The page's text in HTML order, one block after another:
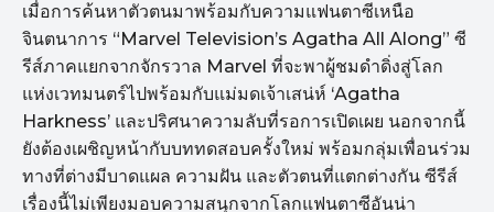
เมื่อการค้นหาตัวตนมาพร้อมกับความแฟนตาซีเหนือ
จินตนาการ “Marvel Television’s Agatha All Along” ซี
รีส์ภาคแยกจากจักรวาล Marvel ที่จะพาผู้ชมดำดิ่งสู่โลก
แห่งเวทมนตร์ไปพร้อมกับแม่มดเจ้าเสน่ห์ ‘Agatha
Harkness’ และปริศนาความลับที่รอการเปิดเผย นอกจากนี้
ยังต้องเผชิญหน้ากับบททดสอบครั้งใหม่ พร้อมกลุ่มเพื่อนร่วม
ทางที่ต่างมีบาดแผล ความฝัน และตัวตนที่แตกต่างกัน ซีรีส์
เรื่องนี้ไม่เพียงมอบความสนุกจากโลกแฟนตาซีอันน่า